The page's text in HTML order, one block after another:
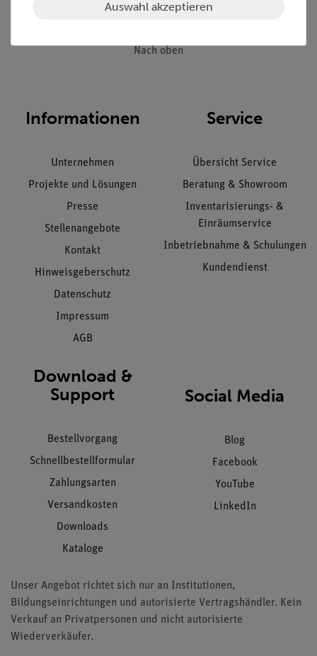
Nach oben
Informationen
Unternehmen
Projekte und Lösungen
Presse
Stellenangebote
Kontakt
Hinweisgeberschutz
Datenschutz
Impressum
AGB
Service
Übersicht Service
Beratung & Showroom
Inventarisierungs- &
Einräumservice
Inbetriebnahme & Schulungen
Kundendienst
Download &
Support
Bestellvorgang
Schnellbestellformular
Zahlungsarten
Versandkosten
Downloads
Kataloge
Social Media
Blog
Facebook
YouTube
LinkedIn
Unser Angebot richtet sich nur an Institutionen,
Bildungseinrichtungen und autorisierte Vertragshändler. Kein
Verkauf an Privatpersonen und nicht autorisierte
Wiederverkäufer.
Auswahl akzeptieren